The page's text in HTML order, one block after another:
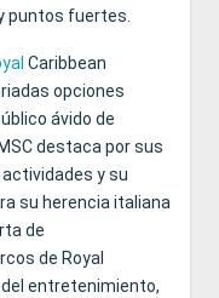
puntos fuertes.
Caribbean
opciones
ávido de
destaca por sus
y su
su herencia italiana
de
de Royal
entretenimiento,